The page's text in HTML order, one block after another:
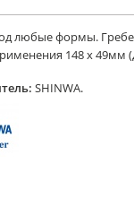
любые формы.
148 х 49мм
SHINWA.